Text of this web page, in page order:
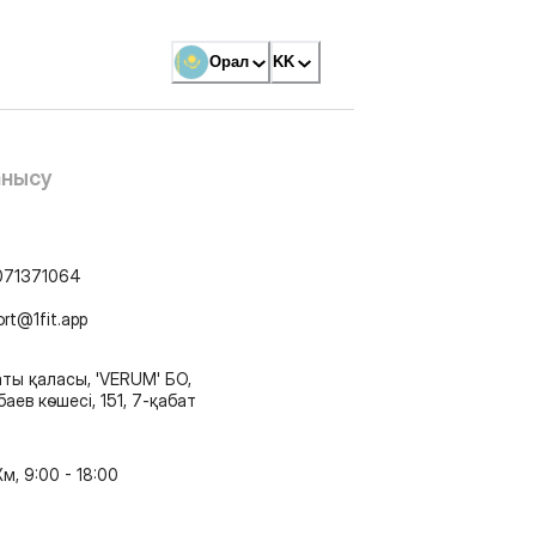
Орал KK
қаласы, 'VERUM' БО,
көшесі, 151, 7-қабат
9:00 - 18:00